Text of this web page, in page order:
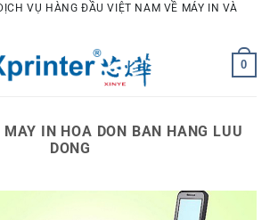
VỤ HÀNG ĐẦU VIỆT NAM VỀ MÁY IN VÀ
0
MAY IN HOA DON BAN HANG LUU
DONG